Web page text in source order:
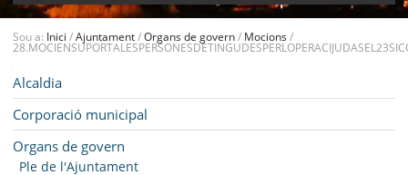
BELL-LLOC SOLUCIONA
Sou a: Inici /Ajuntament/Organs de govern/ Mocions/
Alcaldia
Corporació municipal
Organs de govern
Ple de l'Ajuntament